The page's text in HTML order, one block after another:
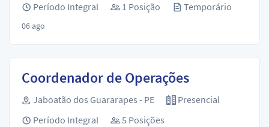
Período Integral
1 Posição Temporário
06 ago
Coordenador de Operações
Jaboatão dos Guararapes - PE
Presencial
Período Integral
5 Posições